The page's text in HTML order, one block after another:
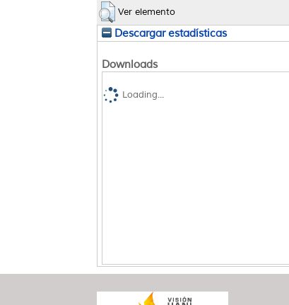
Ver elemento
Descargar estadísticas
Downloads
Loading...